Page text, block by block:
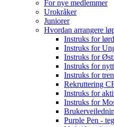
For nye medlemmer
Urokråker
Juniorer
Hvordan arrangere
Instruks for
Instruks for
Instruks for
Instruks for
Instruks for
Rekruttering
Instruks for
Instruks for
Purple Pen -